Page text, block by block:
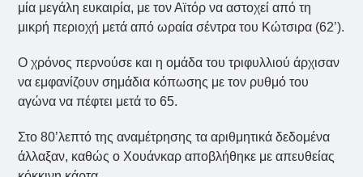
μία μεγάλη ευκαιρία, με τον Αϊτόρ να αστοχεί από τη
μικρή περιοχή μετά από ωραία σέντρα του Κώτσιρα (62’).
Ο χρόνος περνούσε και η ομάδα του τριφυλλιού άρχισαν
να εμφανίζουν σημάδια κόπωσης με τον ρυθμό του
αγώνα να πέφτει μετά το 65.
Στο 80’λεπτό της αναμέτρησης τα αριθμητικά δεδομένα
άλλαξαν, καθώς ο Χουάνκαρ αποβλήθηκε με απευθείας